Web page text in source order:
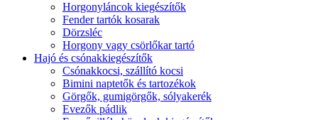
Horgonyláncok kiegészítők
Fender tartók kosarak
Dörzsléc
Horgony vagy csörlőkar tartó
Hajó és csónakkiegészítők
Csónakkocsi, szállító kocsi
Bimini naptetők és tartozékok
Görgők, gumigörgők, sólyakerék
Evezők pádlik